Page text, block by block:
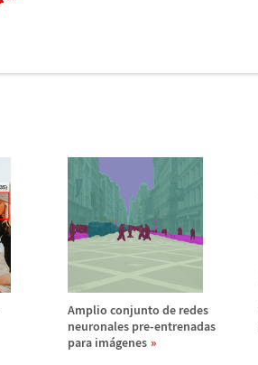
Amplio conjunto de redes
neuronales pre-entrenadas
para imágenes